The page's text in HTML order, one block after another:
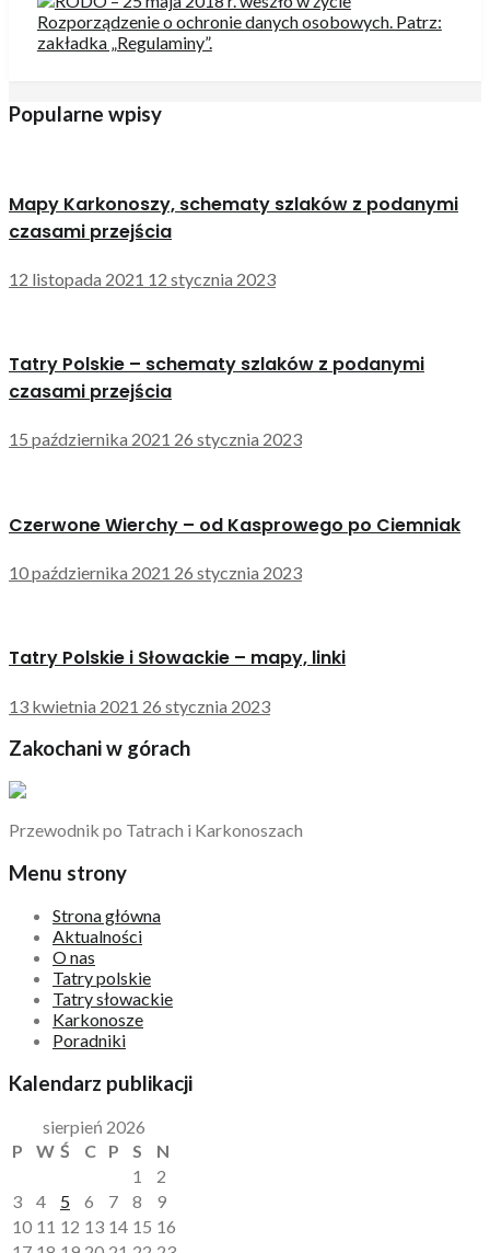
Popularne wpisy
Mapy Karkonoszy, schematy szlaków z podanymi
czasami przejścia
12 listopada 2021 12 stycznia 2023
Tatry Polskie – schematy szlaków z podanymi
czasami przejścia
15 października 2021 26 stycznia 2023
Czerwone Wierchy – od Kasprowego po Ciemniak
10 października 2021 26 stycznia 2023
Tatry Polskie i Słowackie – mapy, linki
13 kwietnia 2021 26 stycznia 2023
Zakochani w górach
Przewodnik po Tatrach i Karkonoszach
Menu strony
Strona główna
Aktualności
O nas
Tatry polskie
Tatry słowackie
Karkonosze
Poradniki
Kalendarz publikacji
sierpień 2026
P
W Ś C P S
N
1
2
3
4 5 6 7 8
9
10 11 12 13 14 15 16